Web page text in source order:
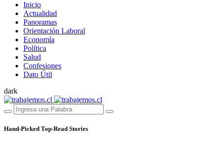
Inicio
Actualidad
Panoramas
Orientación Laboral
Economía
Política
Salud
Confesiones
Dato Útil
dark
Hand-Picked Top-Read Stories